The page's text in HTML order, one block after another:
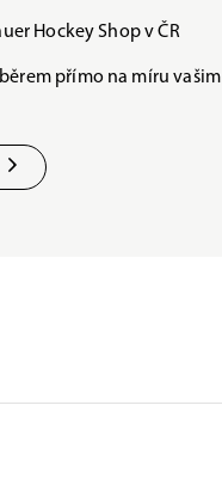
Hockey Shop v ČR
přímo na míru vašim